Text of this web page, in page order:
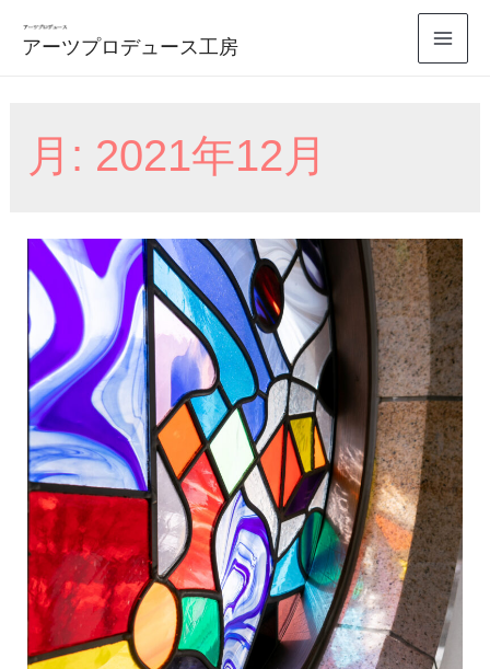
アーツプロデュース工房
月: 2021年12月